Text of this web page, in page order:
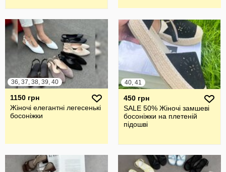
36, 37, 38, 39, 40
1150 грн
Жіночі елегантні легесенькі
босоніжки
40, 41
450 грн
SALE 50% Жіночі замшеві
босоніжки на плетеній
підошві